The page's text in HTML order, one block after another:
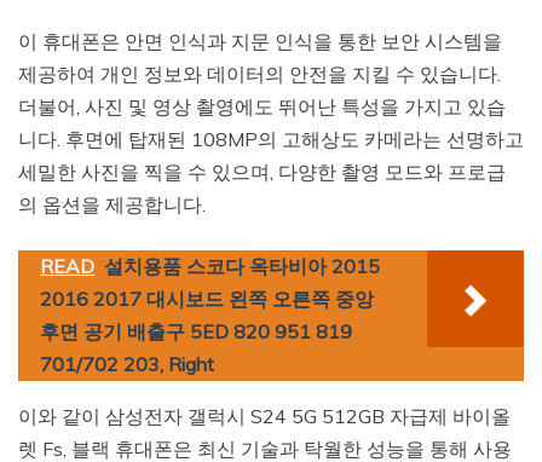
이 휴대폰은 안면 인식과 지문 인식을 통한 보안 시스템을
제공하여 개인 정보와 데이터의 안전을 지킬 수 있습니다.
더불어, 사진 및 영상 촬영에도 뛰어난 특성을 가지고 있습
니다. 후면에 탑재된 108MP의 고해상도 카메라는 선명하고
세밀한 사진을 찍을 수 있으며, 다양한 촬영 모드와 프로급
의 옵션을 제공합니다.
READ 설치용품 스코다 옥타비아 2015
2016 2017 대시보드 왼쪽 오른쪽 중앙
후면 공기 배출구 5ED 820 951 819
701/702 203, Right
이와 같이 삼성전자 갤럭시 S24 5G 512GB 자급제 바이올
렛 Fs, 블랙 휴대폰은 최신 기술과 탁월한 성능을 통해 사용